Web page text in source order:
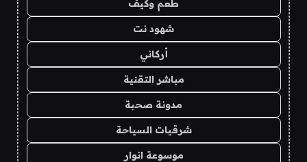
طعم وكيف
شهود نت
أركاني
مباشر التقنية
مدونة صحبة
شرقيات السياحة
موسوعة انوار